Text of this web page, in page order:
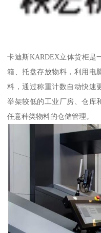
卡迪斯KARDEX立体货柜是
箱、托盘存放物料，利用电
料，通过称重计数自动快速
举架较低的工业厂房、仓库
任意种类物料的仓储管理。